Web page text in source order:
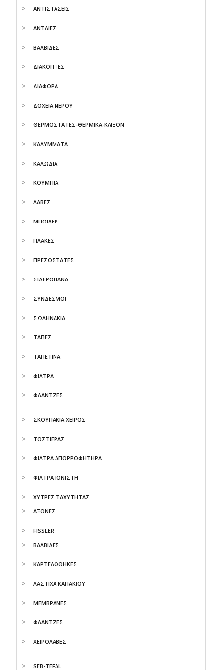
ΑΝΤΙΣΤΑΣΕΙΣ
ΑΝΤΛΙΕΣ
ΒΑΛΒΙΔΕΣ
ΔΙΑΚΟΠΤΕΣ
ΔΙΑΦΟΡΑ
ΔΟΧΕΙΑ ΝΕΡΟΥ
ΘΕΡΜΟΣΤΑΤΕΣ-ΘΕΡΜΙΚΑ-ΚΛΙΞΟΝ
ΚΑΛΥΜΜΑΤΑ
ΚΑΛΩΔΙΑ
ΚΟΥΜΠΙΑ
ΛΑΒΕΣ
ΜΠΟΙΛΕΡ
ΠΛΑΚΕΣ
ΠΡΕΣΟΣΤΑΤΕΣ
ΣΙΔΕΡΟΠΑΝΑ
ΣΥΝΔΕΣΜΟΙ
ΣΩΛΗΝΑΚΙΑ
ΤΑΠΕΣ
ΤΑΠΕΤΙΝΑ
ΦΙΛΤΡΑ
ΦΛΑΝΤΖΕΣ
ΣΚΟΥΠΑΚΙΑ ΧΕΙΡΟΣ
ΤΟΣΤΙΕΡΑΣ
ΦΙΛΤΡΑ ΑΠΟΡΡΟΦΗΤΗΡΑ
ΦΙΛΤΡΑ ΙΟΝΙΣΤΗ
ΧΥΤΡΕΣ ΤΑΧΥΤΗΤΑΣ
AΞΟΝΕΣ
FISSLER
ΒΑΛΒΙΔΕΣ
ΚΑΡΤΕΛΟΘΗΚΕΣ
ΛΑΣΤΙΧΑ ΚΑΠΑΚΙΟΥ
ΜΕΜΒΡΑΝΕΣ
ΦΛΑΝΤΖΕΣ
ΧΕΙΡΟΛΑΒΕΣ
SEB-TEFAL